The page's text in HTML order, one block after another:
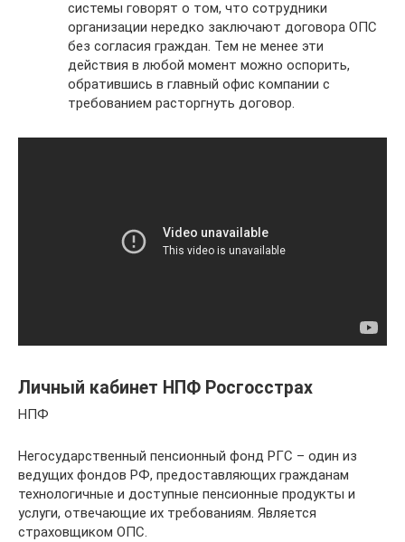
системы говорят о том, что сотрудники
организации нередко заключают договора ОПС
без согласия граждан. Тем не менее эти
действия в любой момент можно оспорить,
обратившись в главный офис компании с
требованием расторгнуть договор.
Личный кабинет НПФ Росгосстрах
НПФ
Негосударственный пенсионный фонд РГС – один из
ведущих фондов РФ, предоставляющих гражданам
технологичные и доступные пенсионные продукты и
услуги, отвечающие их требованиям. Является
страховщиком ОПС.